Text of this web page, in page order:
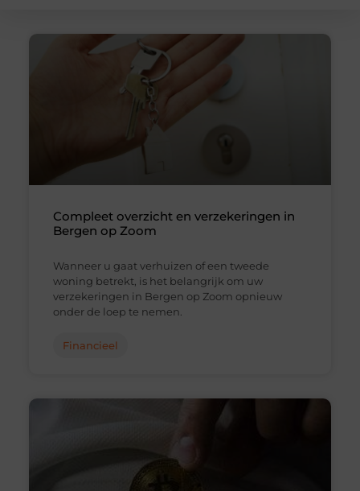
Compleet overzicht en verzekeringen in
Bergen op Zoom
Wanneer u gaat verhuizen of een tweede
woning betrekt, is het belangrijk om uw
verzekeringen in Bergen op Zoom opnieuw
onder de loep te nemen.
Financieel